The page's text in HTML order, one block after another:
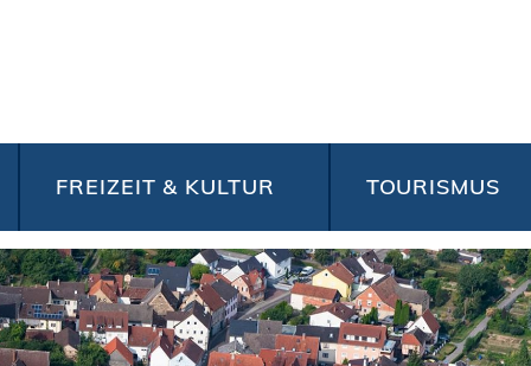
FREIZEIT & KULTUR TOURISMUS